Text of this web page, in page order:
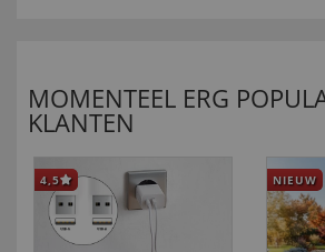
MOMENTEEL ERG
KLANTEN
4,5 NIEUW